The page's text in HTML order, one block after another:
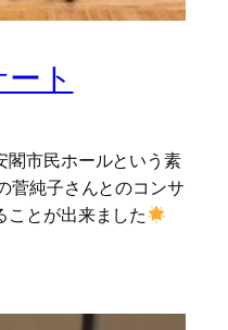
ト
閣市民ホールという素
菅純子さんとのコンサ
ことが出来ました